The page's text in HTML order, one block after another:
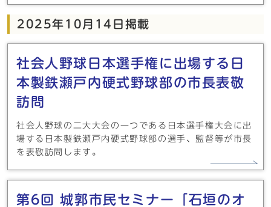
2025年10月14日掲載
社会人野球日本選手権に出場する日
本製鉄瀬戸内硬式野球部の市長表敬
訪問
社会人野球の二大大会の一つである日本選手権大会に出
場する日本製鉄瀬戸内硬式野球部の選手、監督等が市長
を表敬訪問します。
第6回 城郭市民セミナー「石垣のオ